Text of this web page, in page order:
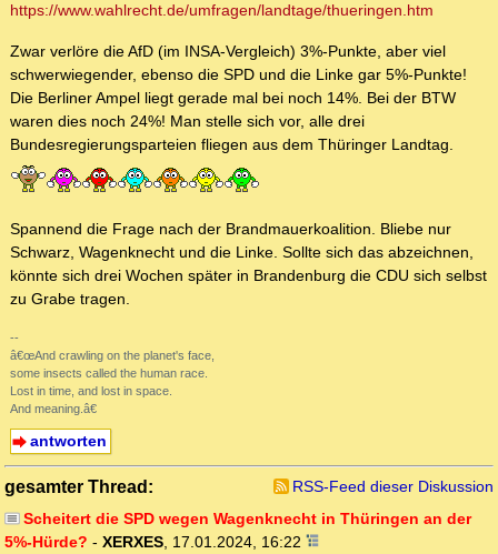
https://www.wahlrecht.de/umfragen/landtage/thueringen.htm
Zwar verlöre die AfD (im INSA-Vergleich) 3%-Punkte, aber viel
schwerwiegender, ebenso die SPD und die Linke gar 5%-Punkte!
Die Berliner Ampel liegt gerade mal bei noch 14%. Bei der BTW
waren dies noch 24%! Man stelle sich vor, alle drei
Bundesregierungsparteien fliegen aus dem Thüringer Landtag.
Spannend die Frage nach der Brandmauerkoalition. Bliebe nur
Schwarz, Wagenknecht und die Linke. Sollte sich das abzeichnen,
könnte sich drei Wochen später in Brandenburg die CDU sich selbst
zu Grabe tragen.
--
â€œAnd crawling on the planet's face,
some insects called the human race.
Lost in time, and lost in space.
And meaning.â€
antworten
gesamter Thread:
RSS-Feed dieser Diskussion
Scheitert die SPD wegen Wagenknecht in Thüringen an der
5%-Hürde? - XERXES, 17.01.2024, 16:22